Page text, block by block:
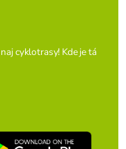
cyklotrasy! Kde je tá